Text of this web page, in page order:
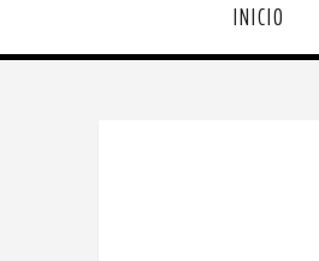
INICIO